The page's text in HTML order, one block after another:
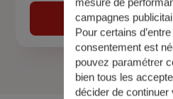
Découvrir
campagnes
Pour certains
consentement est
pouvez paramétrer
bien tous les
décider de continuer